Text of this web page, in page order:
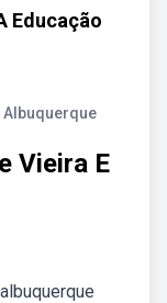
Educação
Albuquerque
Vieira E